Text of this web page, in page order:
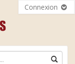
Connexion